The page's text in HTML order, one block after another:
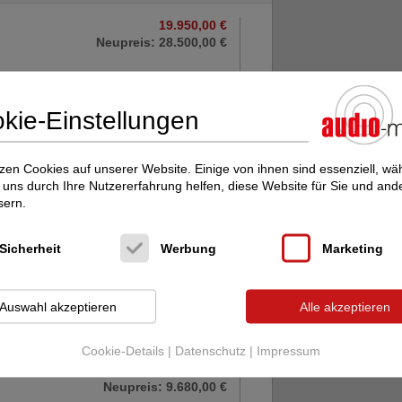
19.950,00 €
Neupreis: 28.500,00 €
Vorverstärker AVM Ovation PA 8.3 /
/ Top-Zustand / Manual /
925,00 €
hier meinen AVM Evolution V3 an –
hochwertigen Vorverstärker aus der
Zeit ...
Neupreis: 9.680,00 €
Einstellungen
Cookies auf unserer Website. Einige von ihnen sind essenziell,
durch Ihre Nutzererfahrung helfen, diese Website für Sie und
Cookie-Details | Datenschutz | Impressum
Sicherheit Werbung Marketing
Auswahl akzeptieren Alle akzeptieren